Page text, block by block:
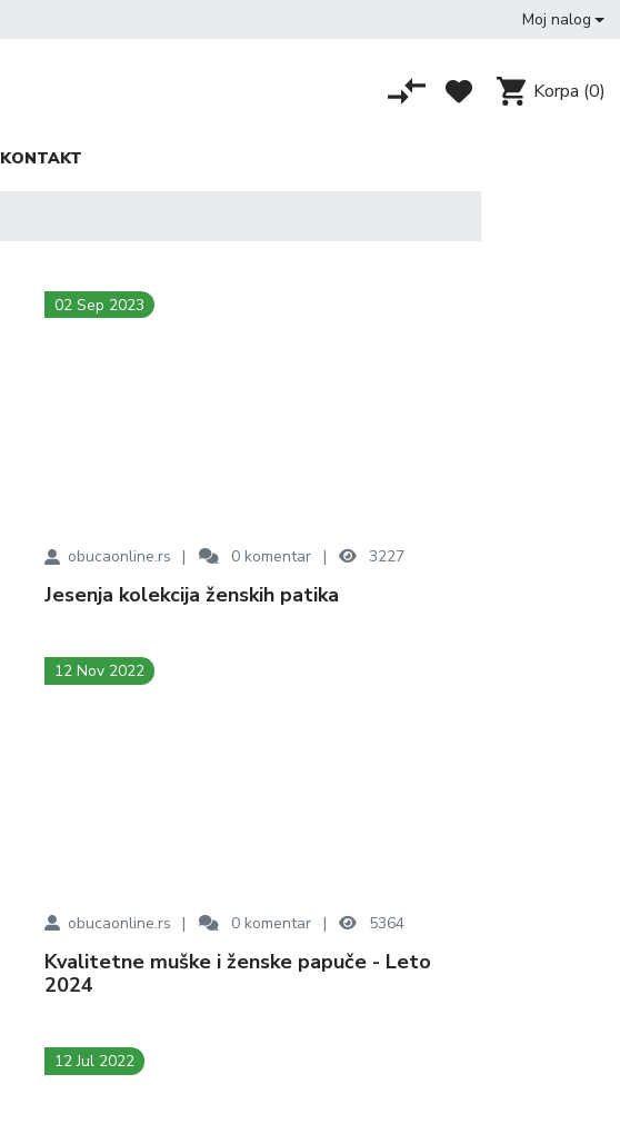
Moj nalog
Korpa (0)
KONTAKT
obucaonline.rs 0 komentar 3227
02 Sep 2023
Jesenja kolekcija ženskih patika
obucaonline.rs 0 komentar 5364
12 Nov 2022
Kvalitetne muške i ženske papuče - Leto
2024
12 Jul 2022